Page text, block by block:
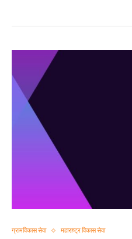
ग्रामविकास सेवा महाराष्ट्र विकास सेवा